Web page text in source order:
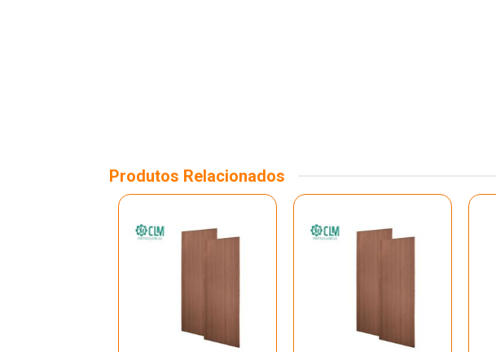
Produtos Relacionados